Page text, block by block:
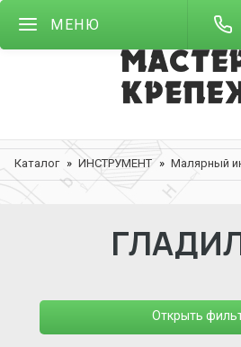
МЕНЮ
Каталог ИНСТРУМЕНТ Малярный
Открыть